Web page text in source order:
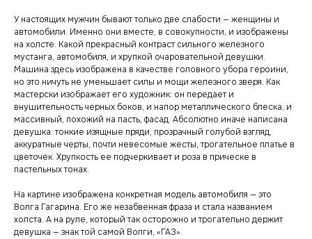
У настоящих мужчин бывают только две слабости — женщины и
автомобили. Именно они вместе, в совокупности, и изображены
на холсте. Какой прекрасный контраст сильного железного
мустанга, автомобиля, и хрупкой очаровательной девушки.
Машина здесь изображена в качестве головного убора героини,
но это ничуть не уменьшает силы и мощи железного зверя. Как
мастерски изображает его художник: он передает и
внушительность черных боков, и напор металлического блеска, и
массивный, похожий на пасть, фасад. Абсолютно иначе написана
девушка: тонкие изящные пряди, прозрачный голубой взгляд,
аккуратные черты, почти невесомые жесты, трогательное платье в
цветочек. Хрупкость ее подчеркивает и роза в прическе в
пастельных тонах.
На картине изображена конкретная модель автомобиля — это
Волга Гагарина. Его же незабвенная фраза и стала названием
холста. А на руле, который так осторожно и трогательно держит
девушка — знак той самой Волги, «ГАЗ».